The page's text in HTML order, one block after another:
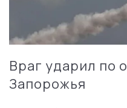
Враг ударил по
Запорожья